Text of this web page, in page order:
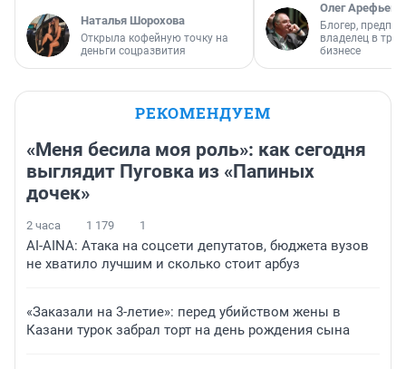
Наталья Шорохова
Открыла кофейную точку на
деньги соцразвития
Олег Арефьев
Блогер,
владелец в
бизнесе
РЕКОМЕНДУЕМ
«Меня бесила моя роль»: как сегодня
выглядит Пуговка из «Папиных
дочек»
2 часа 1 179 1
AI-AINA: Атака на соцсети депутатов, бюджета вузов
не хватило лучшим и сколько стоит арбуз
«Заказали на 3-летие»: перед убийством жены в
Казани турок забрал торт на день рождения сына